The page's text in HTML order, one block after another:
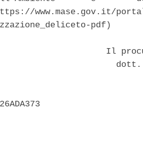
www.mase.gov.it/
pdf)
Il